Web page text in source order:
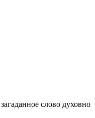
слово духовно